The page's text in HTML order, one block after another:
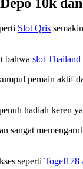
Slot Qris
bahwa slot Thailand
pemain aktif
hadiah keren
sangat
seperti Togel178